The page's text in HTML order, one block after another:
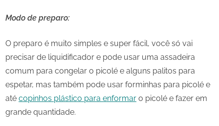
Modo de preparo:
O preparo é muito simples e super fácil, você só vai
precisar de liquidificador e pode usar uma assadeira
comum para congelar o picolé e alguns palitos para
espetar, mas também pode usar forminhas para picolé e
até copinhos plástico para enformar o picolé e fazer em
grande quantidade.